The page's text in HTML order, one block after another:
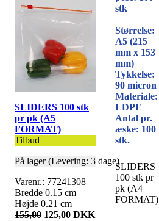
SLIDERS 100 stk
pr pk (A5
FORMAT)
Tilbud
På lager (Levering: 3 dage)
Varenr.: 77241308
Bredde 0.15 cm
Højde 0.21 cm
155,00 125,00 DKK
stk
Størrelse:
A5 (215
mm x 153
mm)
Tykkelse:
90 micron
Materiale:
LDPE
Antal pr.
æske: 100
stk.
SLIDERS
100 stk pr
pk (A4
FORMAT)